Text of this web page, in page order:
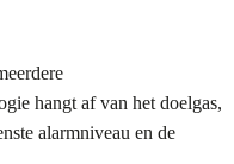
hangt af van het doelgas,
alarmniveau en de